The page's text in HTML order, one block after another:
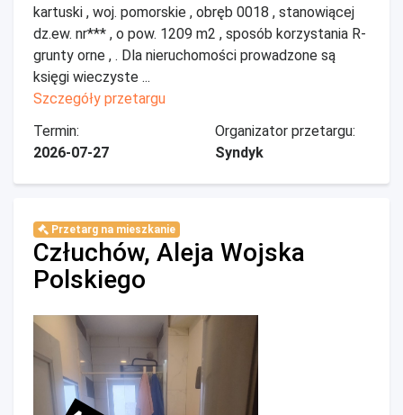
kartuski , woj. pomorskie , obręb 0018 , stanowiącej
dz.ew. nr*** , o pow. 1209 m2 , sposób korzystania R-
grunty orne , . Dla nieruchomości prowadzone są
księgi wieczyste ...
Szczegóły przetargu
Termin:
2026-07-27
Organizator przetargu:
Syndyk
Przetarg na mieszkanie
Człuchów, Aleja Wojska
Polskiego